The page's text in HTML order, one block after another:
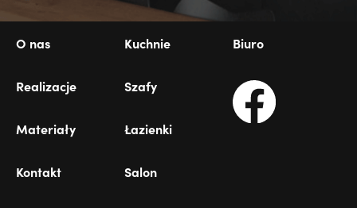
O nas
Realizacje
Materiały
Kontakt
Kuchnie
Szafy
Łazienki
Salon
Biuro